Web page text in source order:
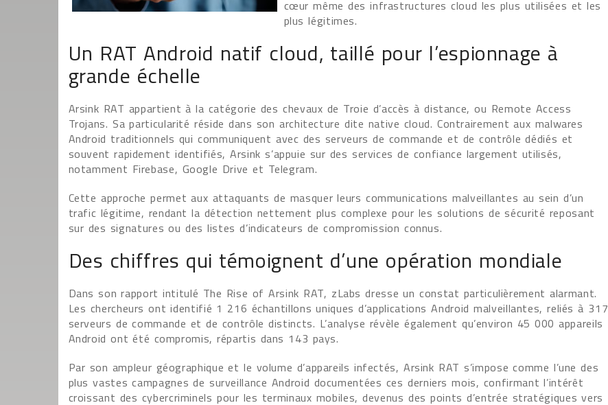
cœur même des infrastructures cloud les plus utilisées et les
plus légitimes.
Un RAT Android natif cloud, taillé pour l’espionnage à
grande échelle
Arsink RAT appartient à la catégorie des chevaux de Troie d’accès à distance, ou Remote Access
Trojans. Sa particularité réside dans son architecture dite native cloud. Contrairement aux malwares
Android traditionnels qui communiquent avec des serveurs de commande et de contrôle dédiés et
souvent rapidement identifiés, Arsink s’appuie sur des services de confiance largement utilisés,
notamment Firebase, Google Drive et Telegram.
Cette approche permet aux attaquants de masquer leurs communications malveillantes au sein d’un
trafic légitime, rendant la détection nettement plus complexe pour les solutions de sécurité reposant
sur des signatures ou des listes d’indicateurs de compromission connus.
Des chiffres qui témoignent d’une opération mondiale
Dans son rapport intitulé The Rise of Arsink RAT, zLabs dresse un constat particulièrement alarmant.
Les chercheurs ont identifié 1 216 échantillons uniques d’applications Android malveillantes, reliés à 317
serveurs de commande et de contrôle distincts. L’analyse révèle également qu’environ 45 000 appareils
Android ont été compromis, répartis dans 143 pays.
Par son ampleur géographique et le volume d’appareils infectés, Arsink RAT s’impose comme l’une des
plus vastes campagnes de surveillance Android documentées ces derniers mois, confirmant l’intérêt
croissant des cybercriminels pour les terminaux mobiles, devenus des points d’entrée stratégiques vers